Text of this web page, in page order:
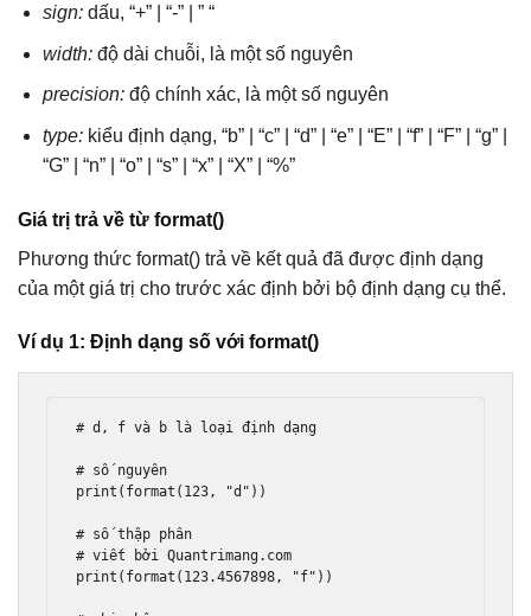
sign:dấu, “+” | “-” | ” “
width:độ dài chuỗi, là một số nguyên
precision:độ chính xác, là một số nguyên
type:kiểu định dạng, “b” | “c” | “d” | “e” | “E” | “f” | “F” | “g” |
“G” | “n” | “o” | “s” | “x” | “X” | “%”
Giá trị trả về từ format()
Phương thức format() trả về kết quả đã được định dạng
của một giá trị cho trước xác định bởi bộ định dạng cụ thể.
Ví dụ 1: Định dạng số với format()
# d, f và b là loại định dạng
# số nguyên
print(format(123, "d"))
# số thập phân
# viết bởi Quantrimang.com
print(format(123.4567898, "f"))